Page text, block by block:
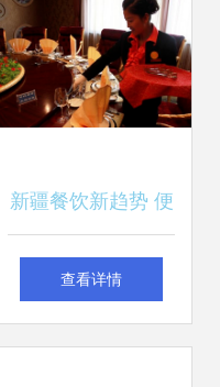
新疆餐饮新趋势 便
捷、标准、服务、
查看详情